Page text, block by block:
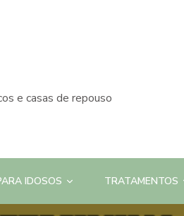
e casas de repouso
IDOSOS TRATAMENTOS